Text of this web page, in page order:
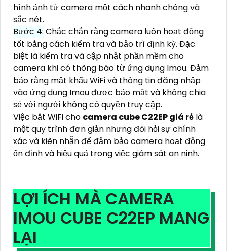
hình ảnh từ camera một cách nhanh chóng và
sắc nét.
Bước 4: Chắc chắn rằng camera luôn hoạt động
tốt bằng cách kiểm tra và bảo trì định kỳ. Đặc
biệt là kiểm tra và cập nhật phần mềm cho
camera khi có thông báo từ ứng dụng Imou. Đảm
bảo rằng mật khẩu WiFi và thông tin đăng nhập
vào ứng dụng Imou được bảo mật và không chia
sẻ với người không có quyền truy cập.
Việc bắt WiFi cho camera cube C22EP giá rẻ là
một quy trình đơn giản nhưng đòi hỏi sự chính
xác và kiên nhẫn để đảm bảo camera hoạt động
ổn định và hiệu quả trong việc giám sát an ninh.
LỢI ÍCH MÀ CAMERA
IMOU CUBE C22EP MANG
LẠI